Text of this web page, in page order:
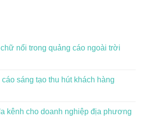
nổi trong quảng cáo ngoài trời
sáng tạo thu hút khách hàng
kênh cho doanh nghiệp địa phương